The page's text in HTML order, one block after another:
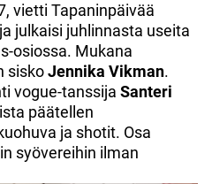
vietti Tapaninpäivää
julkaisi juhlinnasta useita
osiossa. Mukana
siskoJennika Vikman.
vogue-tanssija Santeri
päätellen
ja shotit. Osa
syövereihin ilman